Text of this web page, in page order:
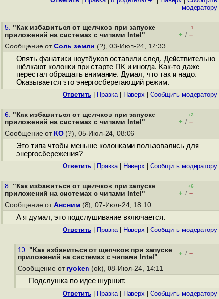
модератору
5. "Как избавиться от щелчков при запуске
приложений на системах с чипами Intel"
–1
+ / –
Сообщение от Соль земли (?), 03-Июл-24, 12:33
Опять фанатики ноутбуков оставили след. Действительно
щёлкают колонки при старте ПК и иногда. Как-то даже
перестал обращать внимание. Думал, что так и надо.
Оказывается это энергосберегающий режим.
Ответить Правка| Наверх Cообщить модератору
6. "Как избавиться от щелчков при запуске
приложений на системах с чипами Intel"
+2
+ / –
Сообщение от КО (?), 05-Июл-24, 08:06
Это типа чтобы меньше колонками пользовались для
энергосбережения?
Ответить Правка| Наверх Cообщить модератору
8. "Как избавиться от щелчков при запуске
приложений на системах с чипами Intel"
+6
+ / –
Сообщение от Аноним (8), 07-Июл-24, 18:10
А я думал, это подслушивание включается.
Ответить Правка| Наверх Cообщить модератору
10. "Как избавиться от щелчков при запуске
приложений на системах с чипами Intel"
+ / –
Сообщение от ryoken (ok), 08-Июл-24, 14:11
Подслушка по идее шуршит.
Ответить Правка| Наверх Cообщить модератору